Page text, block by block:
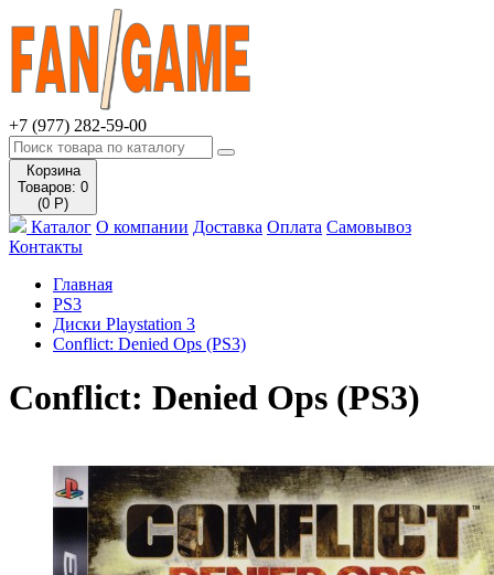
+7 (977) 282-59-00
Корзина
Товаров: 0
(0 Р)
Каталог О компании Доставка Оплата Самовывоз
Контакты
Главная
PS3
Диски Playstation 3
Conflict: Denied Ops (PS3)
Conflict: Denied Ops (PS3)